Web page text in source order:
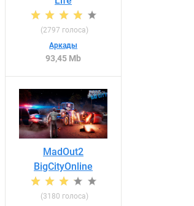
(2797 голоса)
Аркады
93,45 Mb
MadOut2
BigCityOnline
(3180 голоса)